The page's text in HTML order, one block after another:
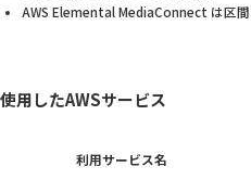
AWS Elemental MediaConnect は区
使用したAWSサービス
利用サービス名